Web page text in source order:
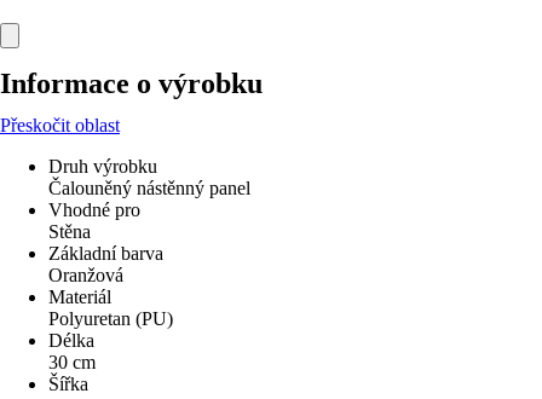
Informace o výrobku
Přeskočit oblast
Druh výrobku
Čalouněný nástěnný panel
Vhodné pro
Stěna
Základní barva
Oranžová
Materiál
Polyuretan (PU)
Délka
30 cm
Šířka